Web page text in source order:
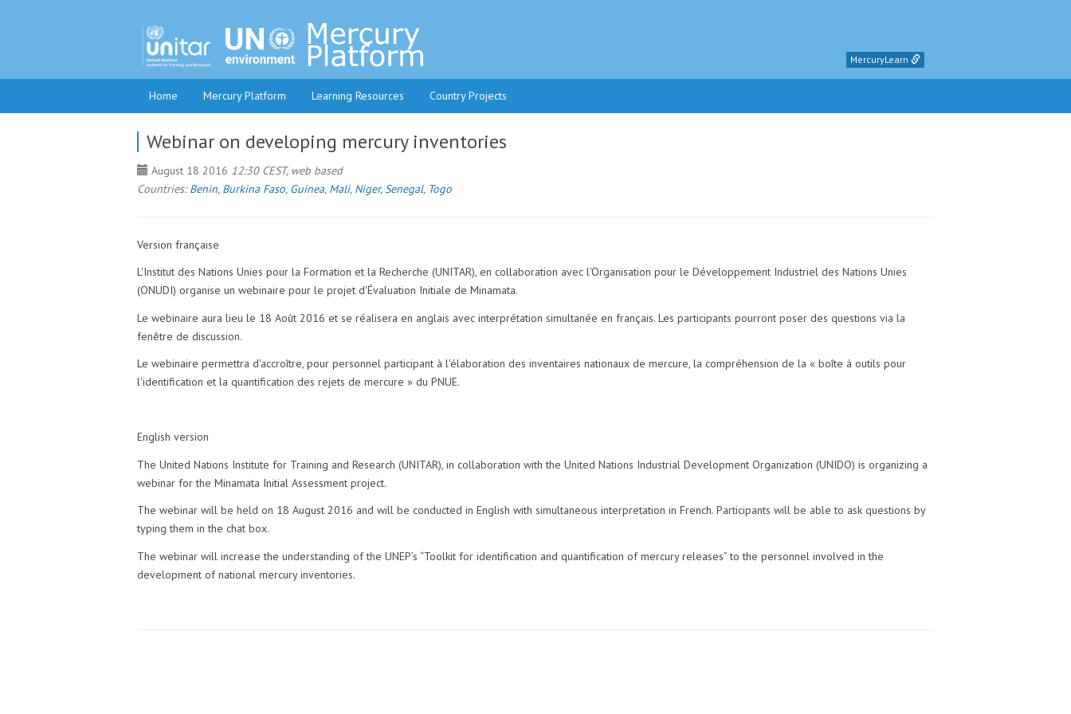
MercuryLearn
Home Mercury Platform Learning Resources Country Projects
Webinar on developing mercury inventories
August 18 2016 12:30 CEST, web based
Countries:Benin, Burkina Faso, Guinea, Mali, Niger, Senegal, Togo
Version française
L'Institut des Nations Unies pour la Formation et la Recherche (UNITAR), en collaboration avec l'Organisation pour le Développement Industriel des Nations Unies
(ONUDI) organise un webinaire pour le projet d'Évaluation Initiale de Minamata.
Le webinaire aura lieu le 18 Août 2016 et se réalisera en anglais avec interprétation simultanée en français. Les participants pourront poser des questions via la
fenêtre de discussion.
Le webinaire permettra d'accroître, pour personnel participant à l'élaboration des inventaires nationaux de mercure, la compréhension de la « boîte à outils pour
l'identification et la quantification des rejets de mercure » du PNUE.
English version
The United Nations Institute for Training and Research (UNITAR), in collaboration with the United Nations Industrial Development Organization (UNIDO) is organizing a
webinar for the Minamata Initial Assessment project.
The webinar will be held on 18 August 2016 and will be conducted in English with simultaneous interpretation in French. Participants will be able to ask questions by
typing them in the chat box.
The webinar will increase the understanding of the UNEP’s “Toolkit for identification and quantification of mercury releases” to the personnel involved in the
development of national mercury inventories.